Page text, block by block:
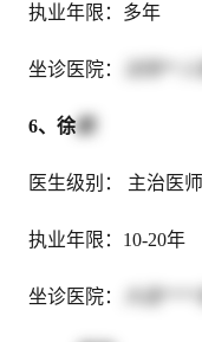
执业年限：多年
坐诊医院：
6、徐
医生级别： 主治医师
执业年限：10-20年
坐诊医院：